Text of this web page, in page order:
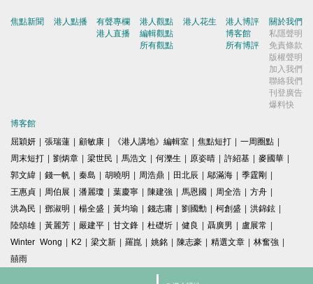
焦點新聞 港人點播
有聲專欄
港人直播
港人觀點
編輯觀點
所有觀點
港人花生
港人博評
博客館
所有博評
關於我們
私隱聲明
免責條款
版權聲明
加入我們
聯絡我們
刊登廣告
爆料快
博客館
屈穎妍 | 張瑞蓮 | 顧敏康 | 《港人講地》編輯室 | 焦點短打 | 一周圈點 |
周末短打 | 劉炳章 | 梁世民 | 馬浩文 | 何濼生 | 原姿晴 | 許紹基 | 麥國華 |
郭文緯 | 錢一帆 | 秦島 | 胡曉明 | 周浩鼎 | 田北辰 | 鄔滿海 | 季霆剛 |
王惠貞 | 周伯展 | 潘麗瓊 | 葉慶寧 | 陳建強 | 馬恩國 | 周全浩 | 方舟 |
洪為民 | 鄧淑明 | 楊全盛 | 黃均瑜 | 錢志庸 | 劉國勳 | 柯創盛 | 洪錦鉉 |
陸頌雄 | 黃麗芳 | 嚴建平 | 甘文鋒 | 杜礎圻 | 健良 | 聶廣男 | 盧展常 |
Winter Wong | K2 | 梁文新 | 羅崑 | 姚銘 | 陳志豪 | 精選文章 | 林奮強 |
囍雨